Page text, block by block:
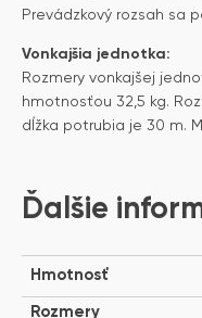
Prevádzkový rozsah sa
Vonkajšia jednotka:
Rozmery vonkajšej
hmotnosťou 32,5 kg.
dĺžka potrubia je 30 m.
Ďalšie
Hmotnosť
Rozmery